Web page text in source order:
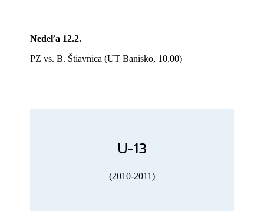
Nedeľa 12.2.
PZ vs. B. Štiavnica (UT Banisko, 10.00)
U-13
(2010-2011)